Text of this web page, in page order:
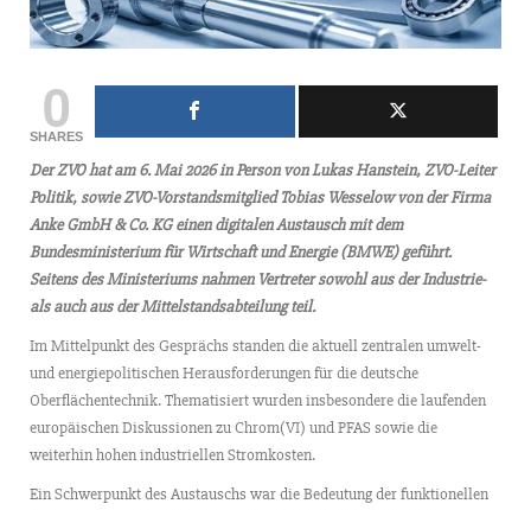
0
SHARES
Der ZVO hat am 6. Mai 2026 in Person von Lukas Hanstein, ZVO-Leiter
Politik, sowie ZVO-Vorstandsmitglied Tobias Wesselow von der Firma
Anke GmbH & Co. KG einen digitalen Austausch mit dem
Bundesministerium für Wirtschaft und Energie (BMWE) geführt.
Seitens des Ministeriums nahmen Vertreter sowohl aus der Industrie-
als auch aus der Mittelstandsabteilung teil.
Im Mittelpunkt des Gesprächs standen die aktuell zentralen umwelt-
und energiepolitischen Herausforderungen für die deutsche
Oberflächentechnik. Thematisiert wurden insbesondere die laufenden
europäischen Diskussionen zu Chrom(VI) und PFAS sowie die
weiterhin hohen industriellen Stromkosten.
Ein Schwerpunkt des Austauschs war die Bedeutung der funktionellen